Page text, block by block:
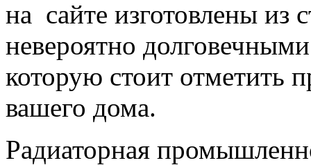
на сайте изготовлены из
невероятно
которую стоит отметить
вашего дома.
Радиаторная